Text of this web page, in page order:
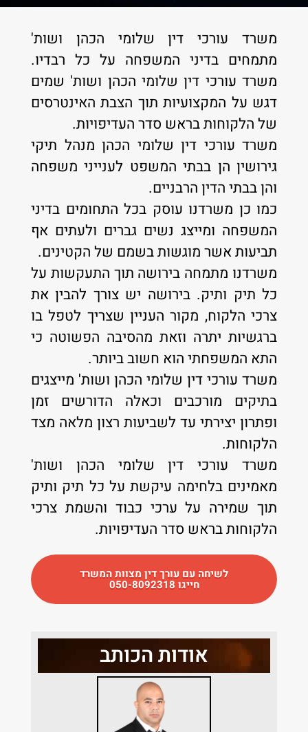
משרד עורכי דין שלומי הכהן ושות'
מתמחים בדיני המשפחה על כל רבדיו.
משרד עורכי דין שלומי הכהן ושות' שמים
דגש על המקצועיות תוך הצבת האינטרסים
של הלקוחות בראש סדר העדיפויות.
משרד עורכי דין שלומי הכהן מנהל תיקי
גירושין הן בבתי המשפט לענייני משפחה
והן בבתי הדין הרבניים.
כמו כן משרדנו עוסק בכל התחומים בדיני
המשפחה ומייצג נשים גברים ולעתים אף
תביעות אשר מוגשות בשמם של הקטינים.
משרדנו מתמחה בירושה תוך התעקשות על
כל תיק ותיק. בירושה יש צורך להבין את
צרכי הלקוח, מקור העניין שצריך לטפל בו
ברגשיות יתרה וזאת מהסיבה הפשוטה כי
התא המשפחתי הוא חשוב ביותר.
משרד עורכי דין שלומי הכהן ושות' מייצגים
בתיקים מורכבים וכאלה הדורשים זמן
ופתרון יצירתי עד לשביעות רצון מלאה מצד
הלקוחות.
משרד עורכי דין שלומי הכהן ושות'
מאמינים בלחימה עיקשת על כל תיק ותיק
תוך שמירה על ערכי כבוד והשמת צרכי
הלקוחות בראש סדר העדיפויות.
לשיחה עם עורך דין מצוות המשרד
חייגו 050-8092318
אודות הכותב